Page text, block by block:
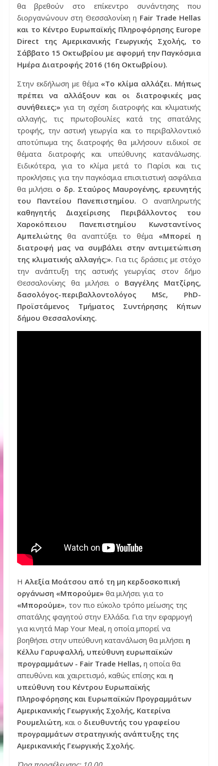
θα βρεθούν στο επίκεντρο συνάντησης που
διοργανώνουν στη Θεσσαλονίκη η Fair Trade Hellas
και το Κέντρο Ευρωπαϊκής Πληροφόρησης Europe
Direct της Αμερικανικής Γεωργικής Σχολής, το
Σάββατο 15 Οκτωβρίου με αφορμή την Παγκόσμια
Ημέρα Διατροφής 2016 (16η Οκτωβρίου).
Στην εκδήλωση με θέμα «Το κλίμα αλλάζει. Μήπως
πρέπει να αλλάξουν και οι διατροφικές μας
συνήθειες;»για τη σχέση διατροφής και κλιματικής
αλλαγής, τις πρωτοβουλίες κατά της σπατάλης
τροφής, την αστική γεωργία και το περιβαλλοντικό
αποτύπωμα της διατροφής θα μιλήσουν ειδικοί σε
θέματα διατροφής και υπεύθυνης κατανάλωσης.
Ειδικότερα, για το κλίμα μετά το Παρίσι και τις
προκλήσεις για την παγκόσμια επισιτιστική ασφάλεια
θα μιλήσει ο δρ. Σταύρος Μαυρογένης, ερευνητής
του Παντείου Πανεπιστημίου. Ο αναπληρωτής
καθηγητής ∆ιαχείρισης Περιβάλλοντος του
Χαροκόπειου Πανεπιστημίου Κωνσταντίνος
Αμπελιώτηςθα αναπτύξει το θέμα «Μπορεί η
διατροφή μας να συμβάλει στην αντιμετώπιση
της κλιματικής αλλαγής;». Για τις δράσεις με στόχο
την ανάπτυξη της αστικής γεωργίας στον δήμο
Θεσσαλονίκης θα μιλήσει ο Βαγγέλης Ματζίρης,
δασολόγος-περιβαλλοντολόγος MSc, PhD-
Προϊστάμενος Τμήματος Συντήρησης Κήπων
δήμου Θεσσαλονίκης.
Η Αλεξία Μοάτσου από τη μη κερδοσκοπική
οργάνωση «Μπορούμε»θα μιλήσει για το
«Μπορούμε», τον πιο εύκολο τρόπο μείωσης της
σπατάλης φαγητού στην Ελλάδα. Για την εφαρμογή
για κινητά Map Your Meal, η οποία μπορεί να
βοηθήσει στην υπεύθυνη κατανάλωση θα μιλήσει η
Κέλλυ Γαρυφαλλή, υπεύθυνη ευρωπαϊκών
προγραμμάτων - Fair Trade Hellas, η οποία θα
απευθύνει και χαιρετισμό, καθώς επίσης και η
υπεύθυνη του Κέντρου Ευρωπαϊκής
Πληροφόρησης και Ευρωπαϊκών Προγραμμάτων
Αμερικανικής Γεωργικής Σχολής, Κατερίνα
Ρουμελιώτη, και ο διευθυντής του γραφείου
προγραμμάτων στρατηγικής ανάπτυξης της
Αμερικανικής Γεωργικής Σχολής.